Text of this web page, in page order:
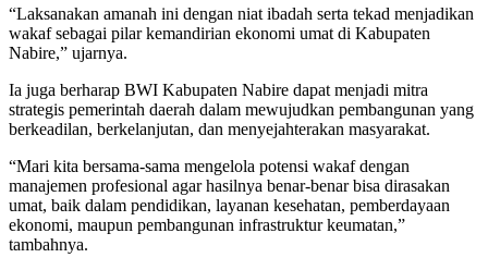
“Laksanakan amanah ini dengan niat ibadah serta tekad menjadikan
wakaf sebagai pilar kemandirian ekonomi umat di Kabupaten
Nabire,” ujarnya.
Ia juga berharap BWI Kabupaten Nabire dapat menjadi mitra
strategis pemerintah daerah dalam mewujudkan pembangunan yang
berkeadilan, berkelanjutan, dan menyejahterakan masyarakat.
“Mari kita bersama-sama mengelola potensi wakaf dengan
manajemen profesional agar hasilnya benar-benar bisa dirasakan
umat, baik dalam pendidikan, layanan kesehatan, pemberdayaan
ekonomi, maupun pembangunan infrastruktur keumatan,”
tambahnya.